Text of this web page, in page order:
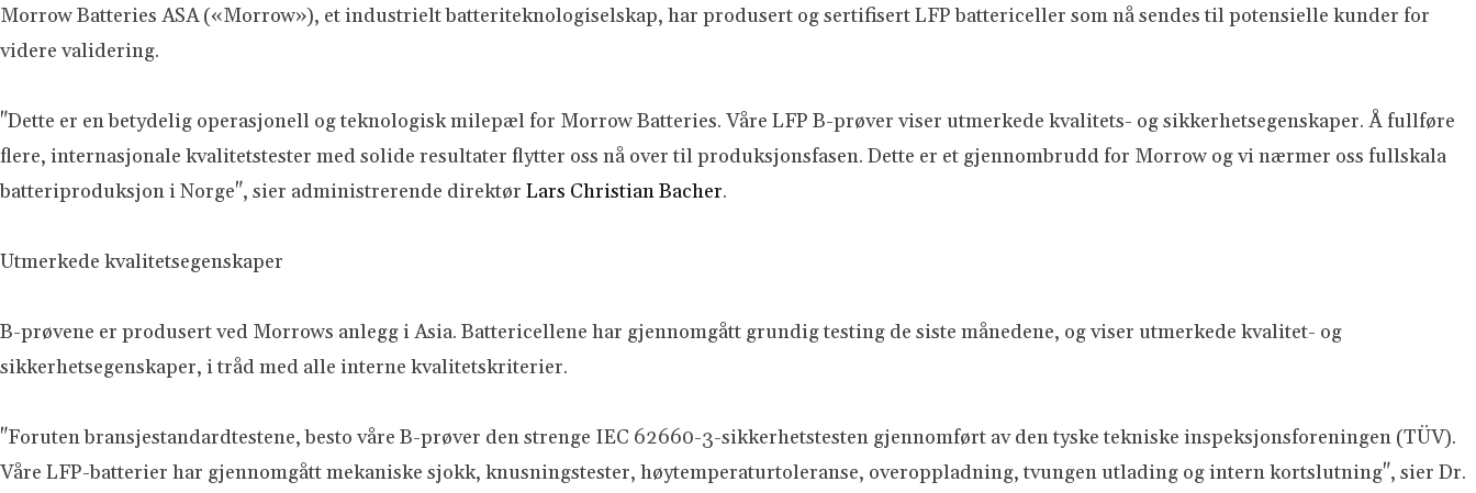
Morrow Batteries ASA («Morrow»), et industrielt batteriteknologiselskap, har produsert og sertifisert LFP battericeller som nå sendes til potensielle kunder for
videre validering.
"Dette er en betydelig operasjonell og teknologisk milepæl for Morrow Batteries. Våre LFP B-prøver viser utmerkede kvalitets- og sikkerhetsegenskaper. Å fullføre
flere, internasjonale kvalitetstester med solide resultater flytter oss nå over til produksjonsfasen. Dette er et gjennombrudd for Morrow og vi nærmer oss fullskala
batteriproduksjon i Norge", sier administrerende direktør Lars Christian Bacher.
Utmerkede kvalitetsegenskaper
B-prøvene er produsert ved Morrows anlegg i Asia. Battericellene har gjennomgått grundig testing de siste månedene, og viser utmerkede kvalitet- og
sikkerhetsegenskaper, i tråd med alle interne kvalitetskriterier.
"Foruten bransjestandardtestene, besto våre B-prøver den strenge IEC 62660-3-sikkerhetstesten gjennomført av den tyske tekniske inspeksjonsforeningen (TÜV).
Våre LFP-batterier har gjennomgått mekaniske sjokk, knusningstester, høytemperaturtoleranse, overoppladning, tvungen utlading og intern kortslutning", sier Dr.